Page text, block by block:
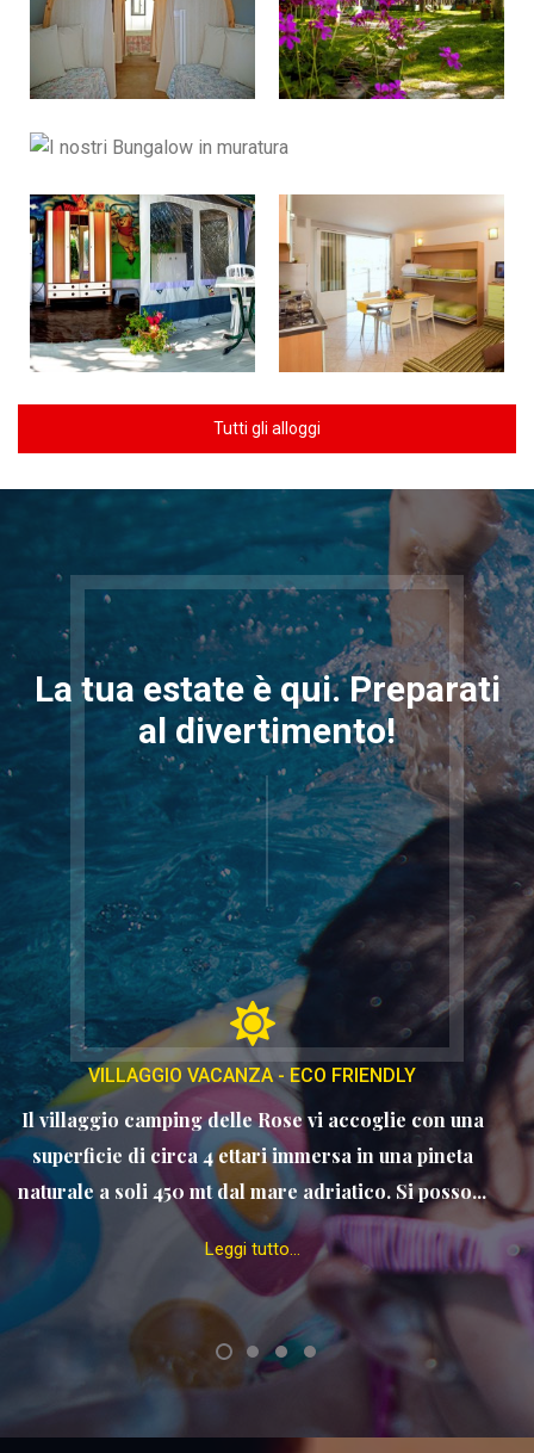
Tutti gli alloggi
La tua estate è qui. Preparati
al divertimento!
VILLAGGIO VACANZA - ECO FRIENDLY
Il villaggio camping delle Rose vi accoglie con una
superficie di circa 4 ettari immersa in una pineta
naturale a soli 450 mt dal mare adriatico. Si posso...
Leggi tutto...